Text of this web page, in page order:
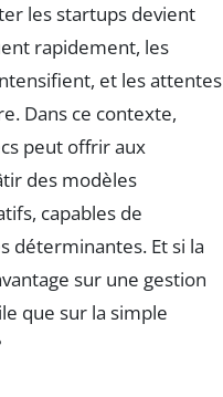
les startups devient
rapidement, les
et les attentes
Dans ce contexte,
peut offrir aux
des modèles
capables de
déterminantes. Et si la
sur une gestion
que sur la simple